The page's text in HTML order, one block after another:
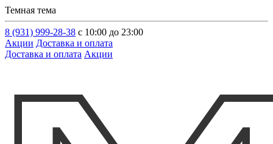
Темная тема
8 (931) 999-28-38 с 10:00 до 23:00
Акции Доставка и оплата
Доставка и оплата Акции